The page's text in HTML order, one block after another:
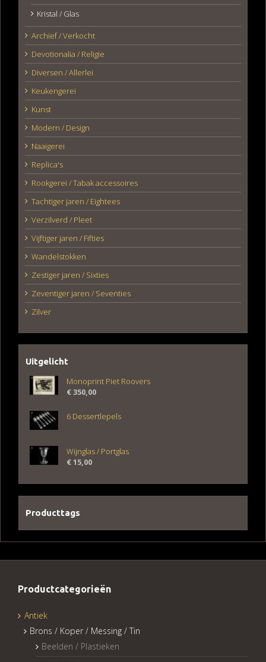
Kristal / Glas
Archief / Verkocht
Devotionalia / Religie
Diversen / Allerlei
Keukengerei
Kunst
Modern / Design
Naaigerei
Replica's
Rookgerei / Tabak accessoires
Tachtiger jaren / Eightees
Verzilverd / Pleet
Vijftiger jaren / Fifties
Wandelstokken
Zestiger jaren / Sixties
Zeventiger jaren / Seventies
Zilver
Uitgelicht
Monoprint Piet Roovers
€350,00
6 Dessertlepels
Wijnglas / Portglas
€15,00
Producttags
Productcategorieën
Antiek
Brons / Koper / Messing / Tin
Beelden / Plastieken